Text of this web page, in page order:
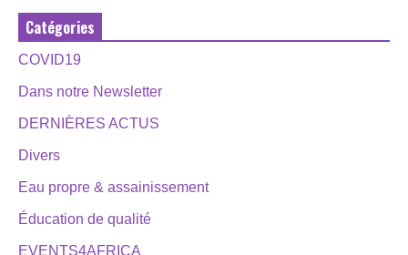
Catégories
COVID19
Dans notre Newsletter
DERNIÈRES ACTUS
Divers
Eau propre & assainissement
Éducation de qualité
EVENTS4AFRICA